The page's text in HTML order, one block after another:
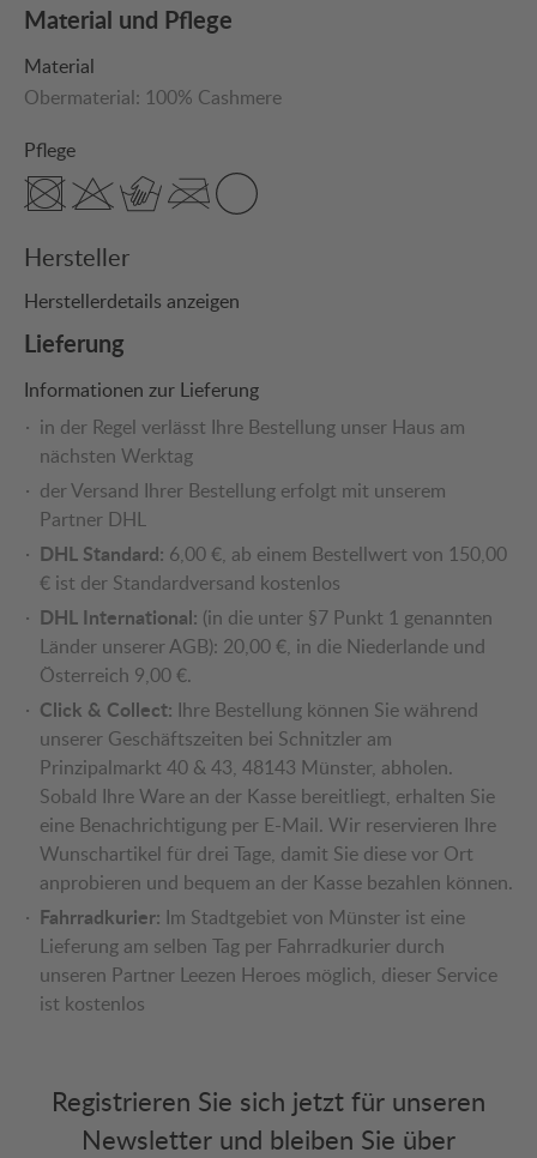
Material und Pflege
Material
Obermaterial: 100% Cashmere
Pflege
Hersteller
Herstellerdetails anzeigen
Lieferung
Informationen zur Lieferung
in der Regel verlässt Ihre Bestellung unser Haus am
nächsten Werktag
der Versand Ihrer Bestellung erfolgt mit unserem
Partner DHL
DHL Standard: 6,00 €, ab einem Bestellwert von 150,00
€ ist der Standardversand kostenlos
DHL International: (in die unter §7 Punkt 1 genannten
Länder unserer AGB): 20,00 €, in die Niederlande und
Österreich 9,00 €.
Click & Collect: Ihre Bestellung können Sie während
unserer Geschäftszeiten bei Schnitzler am
Prinzipalmarkt 40 & 43, 48143 Münster, abholen.
Sobald Ihre Ware an der Kasse bereitliegt, erhalten Sie
eine Benachrichtigung per E-Mail. Wir reservieren Ihre
Wunschartikel für drei Tage, damit Sie diese vor Ort
anprobieren und bequem an der Kasse bezahlen können.
Fahrradkurier: Im Stadtgebiet von Münster ist eine
Lieferung am selben Tag per Fahrradkurier durch
unseren Partner Leezen Heroes möglich, dieser Service
ist kostenlos
Registrieren Sie sich jetzt für unseren
Newsletter und bleiben Sie über